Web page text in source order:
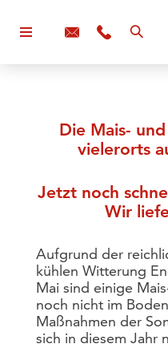
Die Mais-
vielerorts
Jetzt noch
Wir
Aufgrund der
kühlen Witterung
Mai sind einige
noch nicht im
Maßnahmen der
sich in diesem Jahr